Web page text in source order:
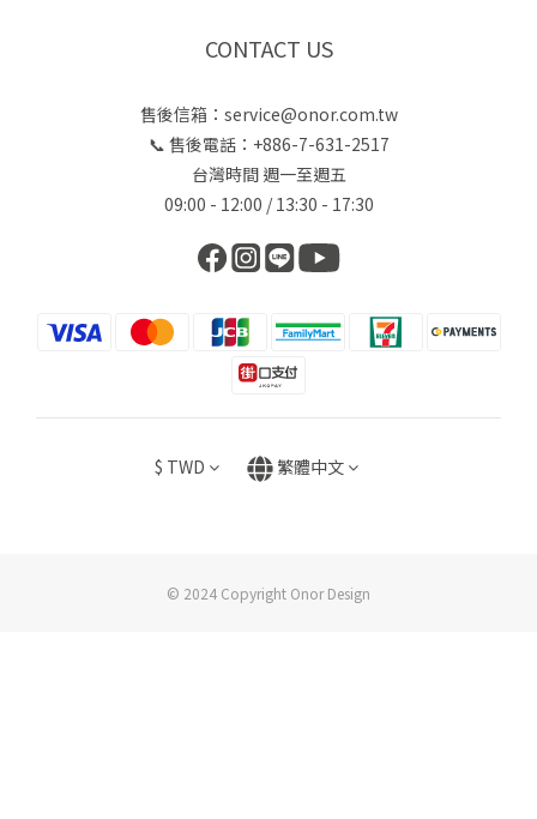
CONTACT US
售後信箱：service@onor.com.tw
📞 售後電話：+886-7-631-2517
台灣時間 週一至週五
09:00 - 12:00 / 13:30 - 17:30
$ TWD 繁體中文
© 2024 Copyright Onor Design